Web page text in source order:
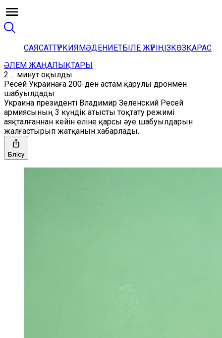
САЯСАТТҮРКИЯМӘДЕНИЕТБІЛЕ ЖҮРІҢІЗКӨЗҚАРАС
ӘЛЕМ ЖАҢАЛЫҚТАРЫ
2 ... минут оқылды
Ресей Украинаға 200-ден астам қарулы дронмен
шабуылдады
Украина президенті Владимир Зеленский Ресей
армиясының 3 күндік атысты тоқтату режимі
аяқталғаннан кейін еліне қарсы әуе шабуылдарын
жалғастырып жатқанын хабарлады.
Бөлісу